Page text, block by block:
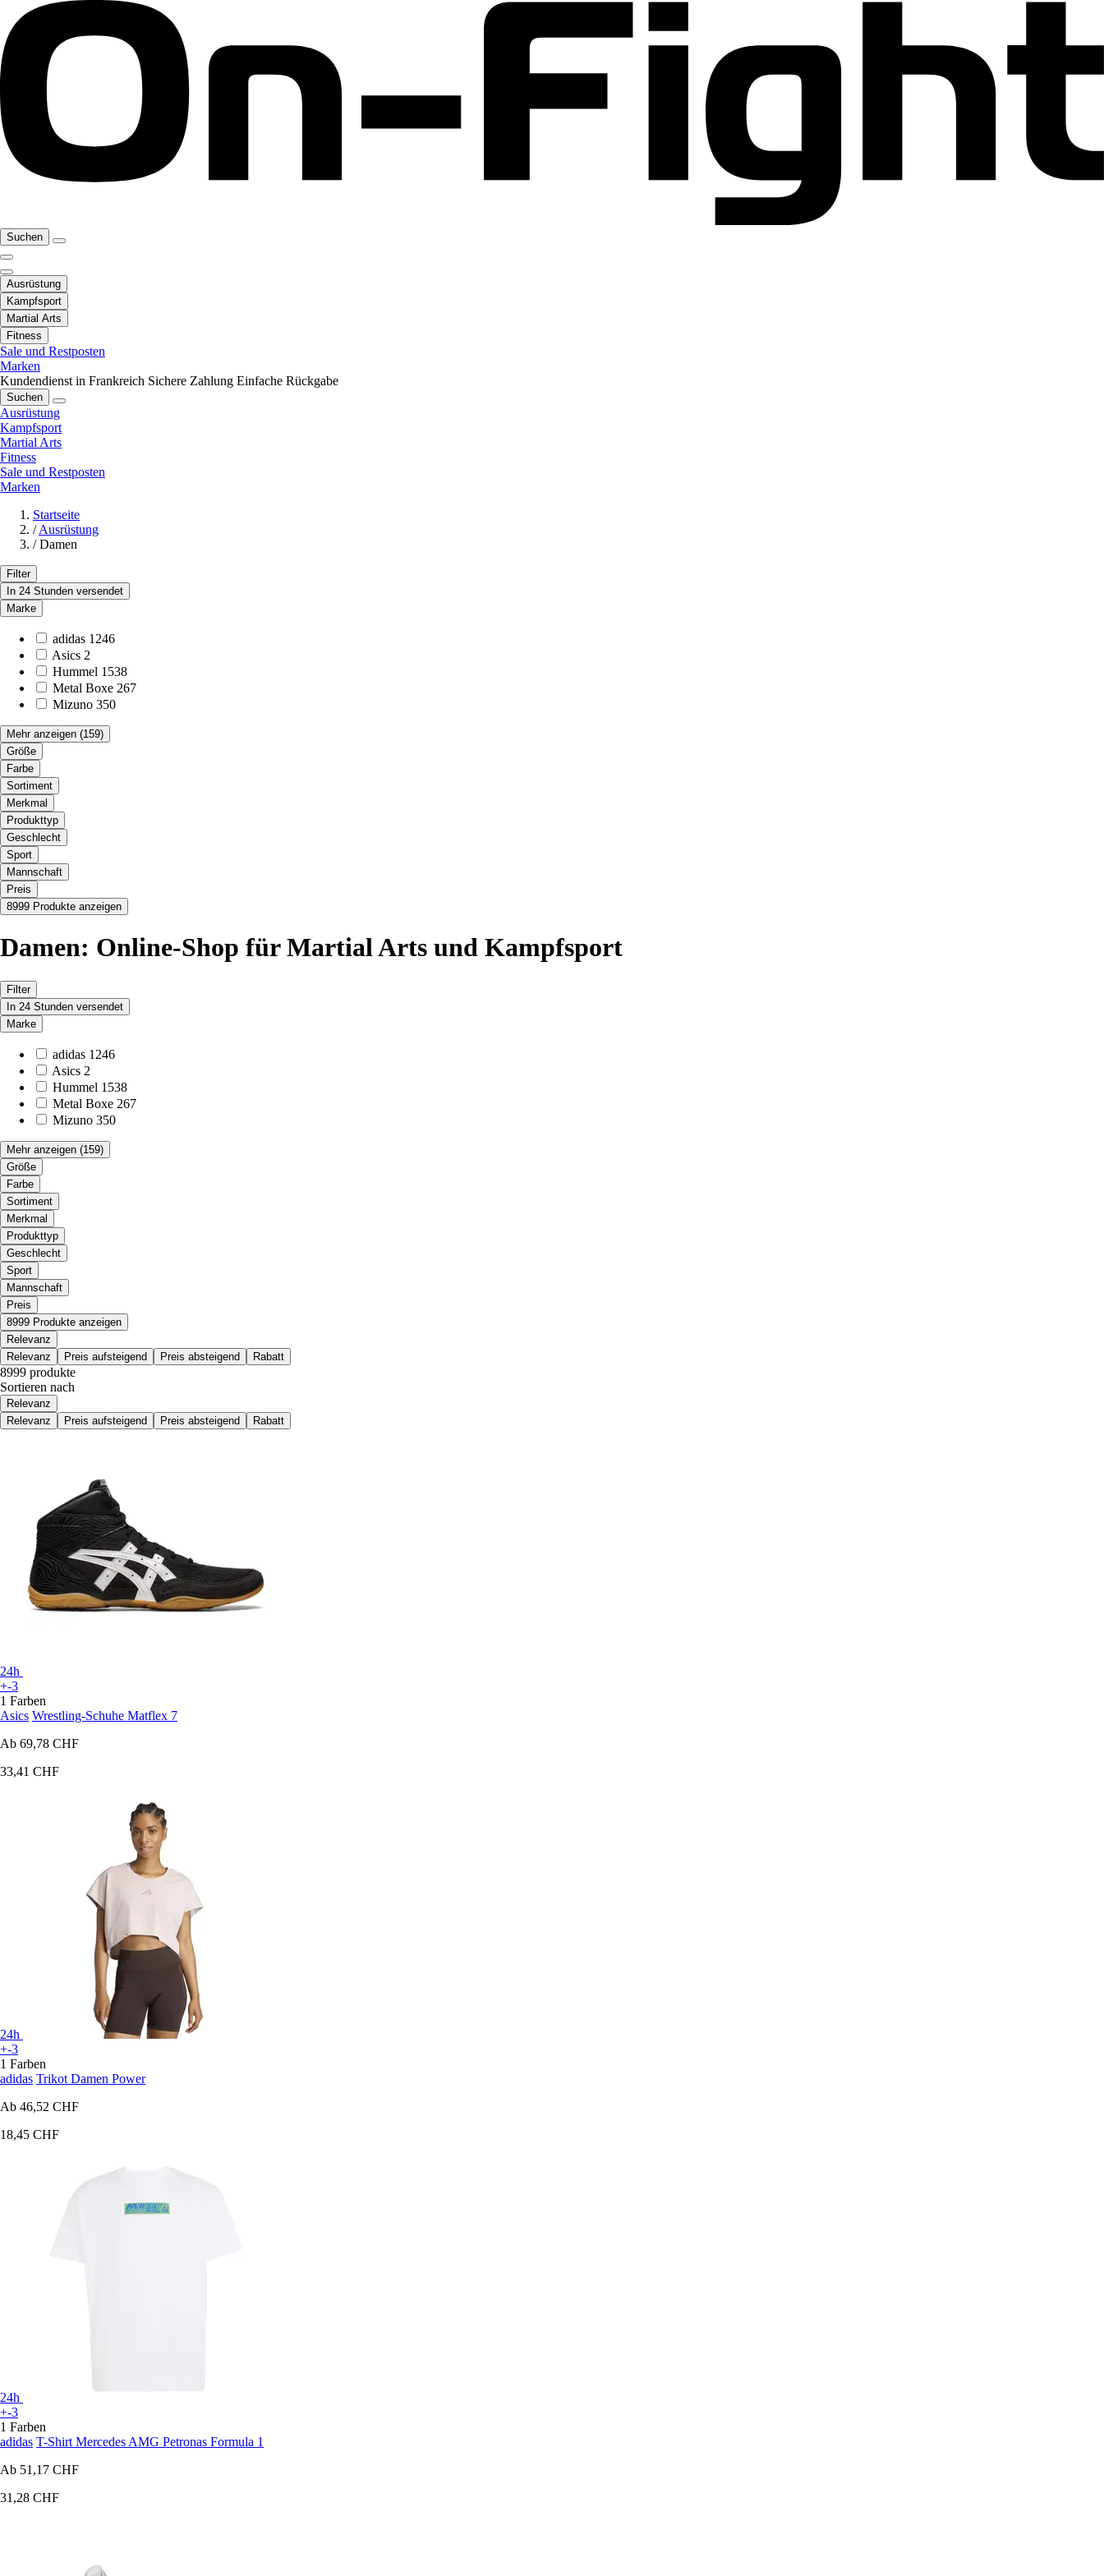
Suchen
Ausrüstung
Kampfsport
Martial Arts
Fitness
Sale und Restposten
Marken
Kundendienst in Frankreich Sichere Zahlung Einfache Rückgabe
Suchen
Ausrüstung
Kampfsport
Martial Arts
Fitness
Sale und Restposten
Marken
Startseite
/ Ausrüstung
/ Damen
Filter
In 24 Stunden versendet
Marke
adidas 1246
Asics 2
Hummel 1538
Metal Boxe 267
Mizuno 350
Mehr anzeigen (159)
Größe
Farbe
Sortiment
Merkmal
Produkttyp
Geschlecht
Sport
Mannschaft
Preis
8999 Produkte anzeigen
Damen: Online-Shop für Martial Arts und Kampfsport
Filter
In 24 Stunden versendet
Marke
adidas 1246
Asics 2
Hummel 1538
Metal Boxe 267
Mizuno 350
Mehr anzeigen (159)
Größe
Farbe
Sortiment
Merkmal
Produkttyp
Geschlecht
Sport
Mannschaft
Preis
8999 Produkte anzeigen
Relevanz
Relevanz
Preis aufsteigend Preis absteigend Rabatt
8999 produkte
Sortieren nach
Relevanz
Relevanz
Preis aufsteigend Preis absteigend Rabatt
24h
+-3
1 Farben
Asics Wrestling-Schuhe Matflex 7
Ab 69,78 CHF
33,41 CHF
24h
+-3
1 Farben
adidas Trikot Damen Power
Ab 46,52 CHF
18,45 CHF
24h
+-3
1 Farben
adidas T-Shirt Mercedes AMG Petronas Formula 1
Ab 51,17 CHF
31,28 CHF